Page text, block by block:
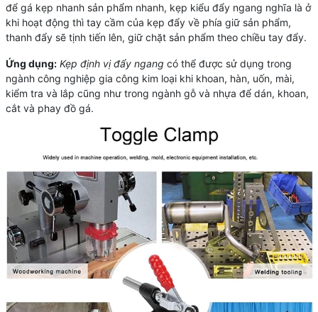
để gá kẹp nhanh sản phẩm nhanh, kẹp kiểu đẩy ngang nghĩa là ở
khi hoạt động thì tay cầm của kẹp đẩy về phía giữ sản phẩm,
thanh đẩy sẽ tịnh tiến lên, giữ chặt sản phẩm theo chiều tay đẩy.
Ứng dụng: Kẹp định vị đẩy ngang có thể được sử dụng trong
ngành công nghiệp gia công kim loại khi khoan, hàn, uốn, mài,
kiểm tra và lắp cũng như trong ngành gỗ và nhựa để dán, khoan,
cắt và phay đồ gá.